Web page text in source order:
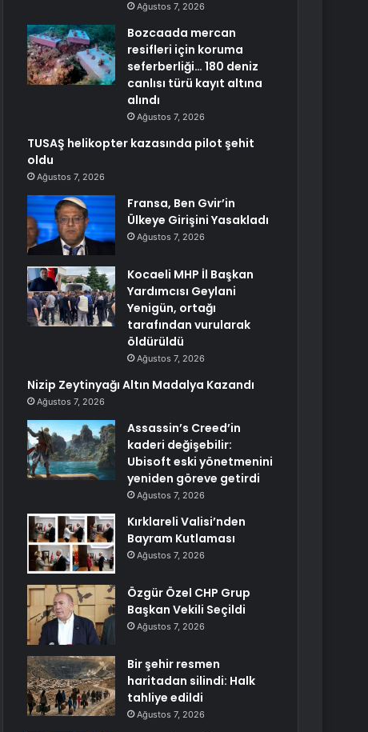
Ağustos 7, 2026
Bozcaada mercan
resifleri için koruma
seferberliği… 180 deniz
canlısı türü kayıt altına
alındı
Ağustos 7, 2026
TUSAŞ helikopter kazasında pilot şehit
oldu
Ağustos 7, 2026
Fransa, Ben Gvir’in
Ülkeye Girişini Yasakladı
Ağustos 7, 2026
Kocaeli MHP İl Başkan
Yardımcısı Geylani
Yenigün, ortağı
tarafından vurularak
öldürüldü
Ağustos 7, 2026
Nizip Zeytinyağı Altın Madalya Kazandı
Ağustos 7, 2026
Assassin’s Creed’in
kaderi değişebilir:
Ubisoft eski yönetmenini
yeniden göreve getirdi
Ağustos 7, 2026
Kırklareli Valisi’nden
Bayram Kutlaması
Ağustos 7, 2026
Özgür Özel CHP Grup
Başkan Vekili Seçildi
Ağustos 7, 2026
Bir şehir resmen
haritadan silindi: Halk
tahliye edildi
Ağustos 7, 2026